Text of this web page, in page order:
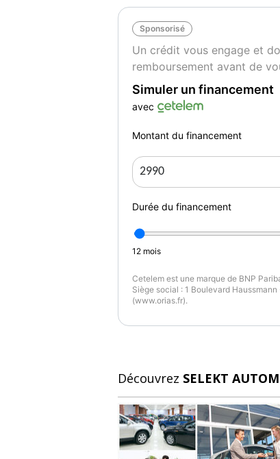
Sponsorisé
Un crédit vous engage et
remboursement avant de
Simuler un financement
avec
Montant du financement
Durée du financement
12 mois
Cetelem est une marque de BNP
Siège social : 1 Boulevard
(www.orias.fr).
Découvrez SELEKT